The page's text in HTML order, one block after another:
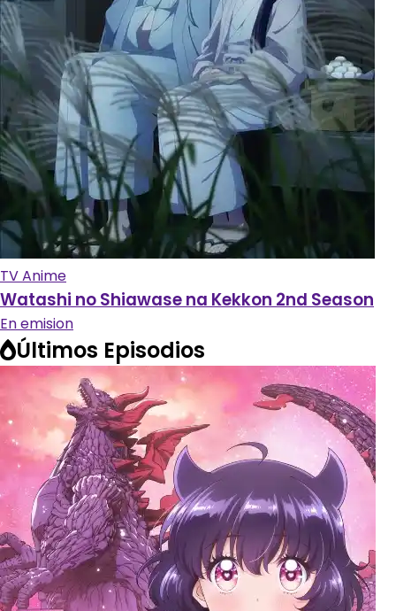
TV Anime
Watashi no Shiawase na Kekkon 2nd Season
En emision
Últimos Episodios